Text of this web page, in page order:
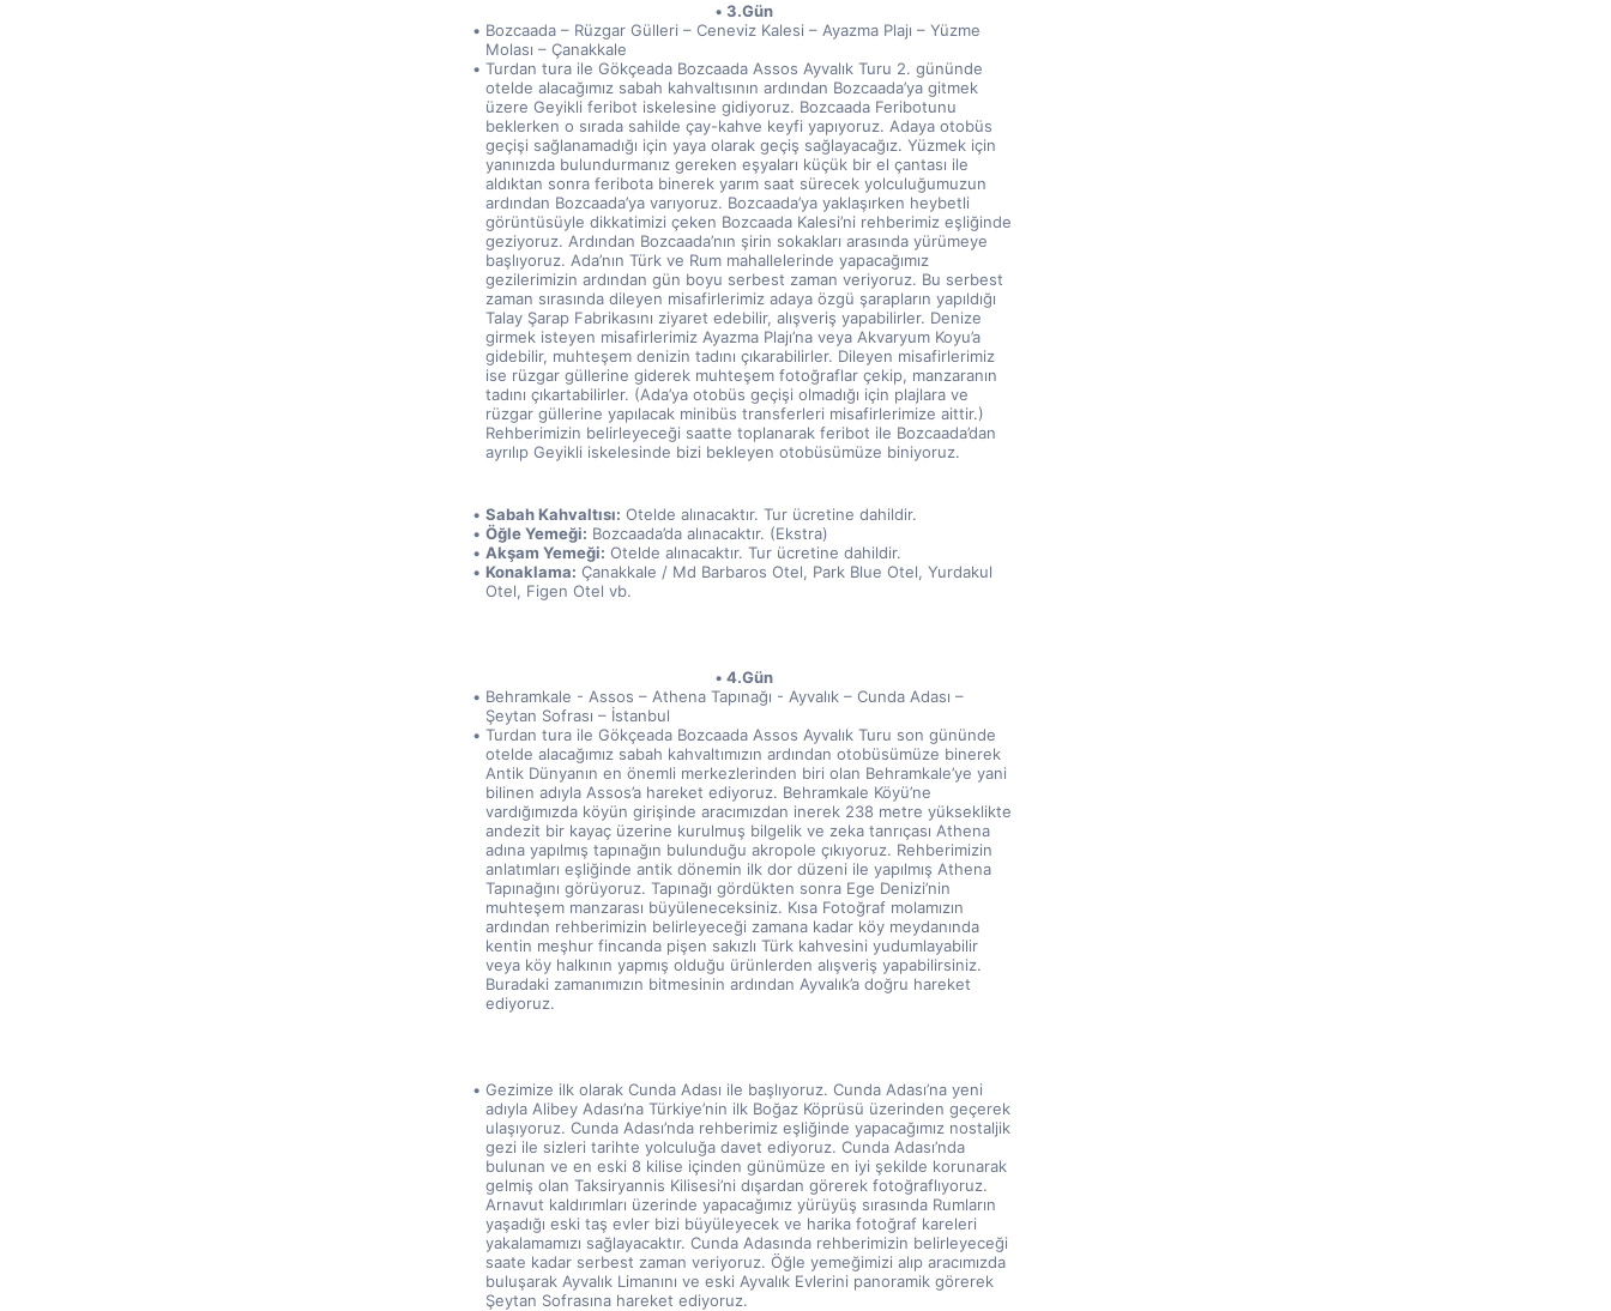
3.Gün
Bozcaada – Rüzgar Gülleri – Ceneviz Kalesi – Ayazma Plajı – Yüzme
Molası – Çanakkale
Turdan tura ile Gökçeada Bozcaada Assos Ayvalık Turu 2. gününde
otelde alacağımız sabah kahvaltısının ardından Bozcaada’ya gitmek
üzere Geyikli feribot iskelesine gidiyoruz. Bozcaada Feribotunu
beklerken o sırada sahilde çay-kahve keyfi yapıyoruz. Adaya otobüs
geçişi sağlanamadığı için yaya olarak geçiş sağlayacağız. Yüzmek için
yanınızda bulundurmanız gereken eşyaları küçük bir el çantası ile
aldıktan sonra feribota binerek yarım saat sürecek yolculuğumuzun
ardından Bozcaada’ya varıyoruz. Bozcaada’ya yaklaşırken heybetli
görüntüsüyle dikkatimizi çeken Bozcaada Kalesi’ni rehberimiz eşliğinde
geziyoruz. Ardından Bozcaada’nın şirin sokakları arasında yürümeye
başlıyoruz. Ada’nın Türk ve Rum mahallelerinde yapacağımız
gezilerimizin ardından gün boyu serbest zaman veriyoruz. Bu serbest
zaman sırasında dileyen misafirlerimiz adaya özgü şarapların yapıldığı
Talay Şarap Fabrikasını ziyaret edebilir, alışveriş yapabilirler. Denize
girmek isteyen misafirlerimiz Ayazma Plajı’na veya Akvaryum Koyu’a
gidebilir, muhteşem denizin tadını çıkarabilirler. Dileyen misafirlerimiz
ise rüzgar güllerine giderek muhteşem fotoğraflar çekip, manzaranın
tadını çıkartabilirler. (Ada’ya otobüs geçişi olmadığı için plajlara ve
rüzgar güllerine yapılacak minibüs transferleri misafirlerimize aittir.)
Rehberimizin belirleyeceği saatte toplanarak feribot ile Bozcaada’dan
ayrılıp Geyikli iskelesinde bizi bekleyen otobüsümüze biniyoruz.
Sabah Kahvaltısı: Otelde alınacaktır. Tur ücretine dahildir.
Öğle Yemeği: Bozcaada’da alınacaktır. (Ekstra)
Akşam Yemeği: Otelde alınacaktır. Tur ücretine dahildir.
Konaklama: Çanakkale / Md Barbaros Otel, Park Blue Otel, Yurdakul
Otel, Figen Otel vb.
4.Gün
Behramkale - Assos – Athena Tapınağı - Ayvalık – Cunda Adası –
Şeytan Sofrası – İstanbul
Turdan tura ile Gökçeada Bozcaada Assos Ayvalık Turu son gününde
otelde alacağımız sabah kahvaltımızın ardından otobüsümüze binerek
Antik Dünyanın en önemli merkezlerinden biri olan Behramkale’ye yani
bilinen adıyla Assos’a hareket ediyoruz. Behramkale Köyü’ne
vardığımızda köyün girişinde aracımızdan inerek 238 metre yükseklikte
andezit bir kayaç üzerine kurulmuş bilgelik ve zeka tanrıçası Athena
adına yapılmış tapınağın bulunduğu akropole çıkıyoruz. Rehberimizin
anlatımları eşliğinde antik dönemin ilk dor düzeni ile yapılmış Athena
Tapınağını görüyoruz. Tapınağı gördükten sonra Ege Denizi’nin
muhteşem manzarası büyüleneceksiniz. Kısa Fotoğraf molamızın
ardından rehberimizin belirleyeceği zamana kadar köy meydanında
kentin meşhur fincanda pişen sakızlı Türk kahvesini yudumlayabilir
veya köy halkının yapmış olduğu ürünlerden alışveriş yapabilirsiniz.
Buradaki zamanımızın bitmesinin ardından Ayvalık’a doğru hareket
ediyoruz.
Gezimize ilk olarak Cunda Adası ile başlıyoruz. Cunda Adası’na yeni
adıyla Alibey Adası’na Türkiye’nin ilk Boğaz Köprüsü üzerinden geçerek
ulaşıyoruz. Cunda Adası’nda rehberimiz eşliğinde yapacağımız nostaljik
gezi ile sizleri tarihte yolculuğa davet ediyoruz. Cunda Adası’nda
bulunan ve en eski 8 kilise içinden günümüze en iyi şekilde korunarak
gelmiş olan Taksiryannis Kilisesi’ni dışardan görerek fotoğraflıyoruz.
Arnavut kaldırımları üzerinde yapacağımız yürüyüş sırasında Rumların
yaşadığı eski taş evler bizi büyüleyecek ve harika fotoğraf kareleri
yakalamamızı sağlayacaktır. Cunda Adasında rehberimizin belirleyeceği
saate kadar serbest zaman veriyoruz. Öğle yemeğimizi alıp aracımızda
buluşarak Ayvalık Limanını ve eski Ayvalık Evlerini panoramik görerek
Şeytan Sofrasına hareket ediyoruz.